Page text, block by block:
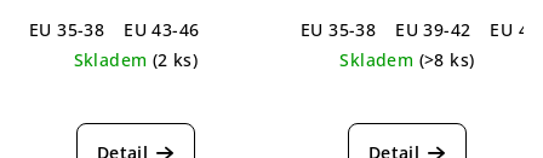
EU 35-38
EU 43-46
Skladem (2 ks)
hodnocení
produktu
Detail
EU 35-38
EU 39-42
EU
Skladem (>8 ks)
hodnocení
produktu
Detail